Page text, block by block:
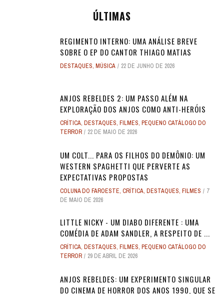
ÚLTIMAS
REGIMENTO INTERNO: UMA ANÁLISE BREVE
SOBRE O EP DO CANTOR THIAGO MATIAS
DESTAQUES, MÚSICA 22 DE JUNHO DE 2026
ANJOS REBELDES 2: UM PASSO ALÉM NA
EXPLORAÇÃO DOS ANJOS COMO ANTI-HERÓIS
CRÍTICA, DESTAQUES, FILMES, PEQUENO CATÁLOGO DO
TERROR
22 DE MAIO DE 2026
UM COLT... PARA OS FILHOS DO DEMÔNIO: UM
WESTERN SPAGHETTI QUE PERVERTE AS
EXPECTATIVAS PROPOSTAS
COLUNA DO FAROESTE, CRÍTICA, DESTAQUES, FILMES
7
DE MAIO DE 2026
LITTLE NICKY - UM DIABO DIFERENTE : UMA
COMÉDIA DE ADAM SANDLER, A RESPEITO DE ...
CRÍTICA, DESTAQUES, FILMES, PEQUENO CATÁLOGO DO
TERROR
29 DE ABRIL DE 2026
ANJOS REBELDES: UM EXPERIMENTO SINGULAR
DO CINEMA DE HORROR DOS ANOS 1990, QUE SE